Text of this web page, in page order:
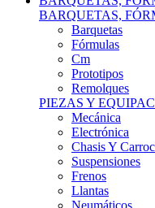
BARQUETAS,
Barquetas
Fórmulas
Cm
Prototipos
Remolques
PIEZAS Y
Mecánica
Electrónica
Chasis Y
Suspensiones
Frenos
Llantas
Neumáticos